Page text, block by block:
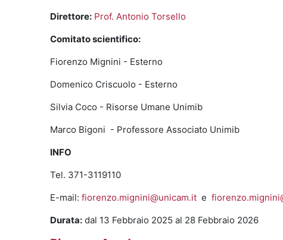
Direttore: Prof. Antonio Torsello
Comitato scientifico:
Fiorenzo Mignini - Esterno
Domenico Criscuolo - Esterno
Silvia Coco - Risorse Umane Unimib
Marco Bigoni - Professore Associato Unimib
INFO
Tel. 371-3119110
E-mail: fiorenzo.mignini@unicam.it e
Durata: dal 13 Febbraio 2025 al 28 Febbraio 2026